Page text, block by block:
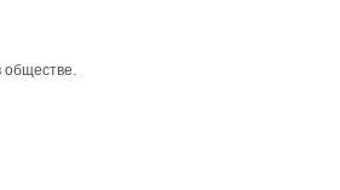
обществе.